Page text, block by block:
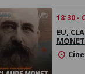
18:30 -
EU,
MONET
location_on